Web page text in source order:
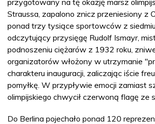
Straussa, zapalono znicz przeniesiony z
ponad trzy tysiące sportowców z
odczytujący przysięgę Rudolf Ismayr,
podnoszeniu ciężarów z 1932 roku,
organizatorów włożony w utrzymanie
charakteru inauguracji, zaliczając iście
pomyłkę. W przypływie emocji zamiast
olimpijskiego chwycił czerwoną flagę ze
Do Berlina pojechało ponad 120